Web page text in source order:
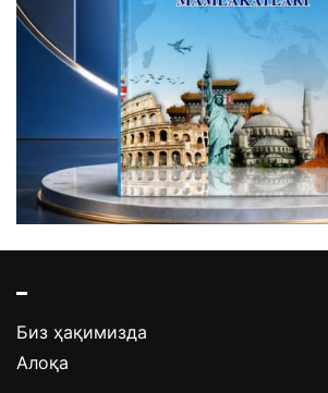
Биз ҳақимизда
Алоқа